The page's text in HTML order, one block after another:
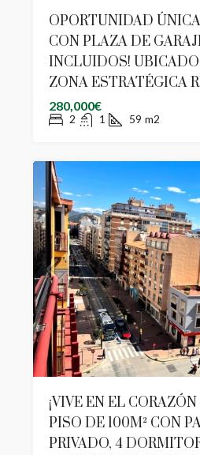
OPORTUNIDAD
CON PLAZA DE
INCLUIDOS!
ZONA ESTRATÉGICA
280,000€
2 1 59 m2
¡VIVE EN EL
PISO DE 100M² CON
PRIVADO, 4